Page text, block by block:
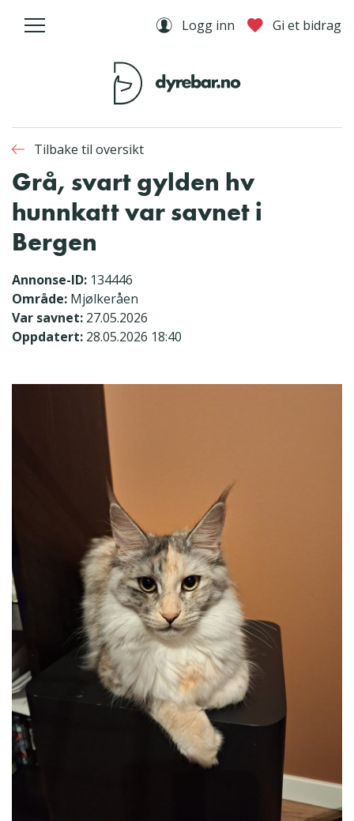
Logg inn Gi et bidrag
Tilbake til oversikt
Grå, svart gylden hv
hunnkatt var savnet i
Bergen
Annonse-ID: 134446
Område: Mjølkeråen
Var savnet: 27.05.2026
Oppdatert: 28.05.2026 18:40